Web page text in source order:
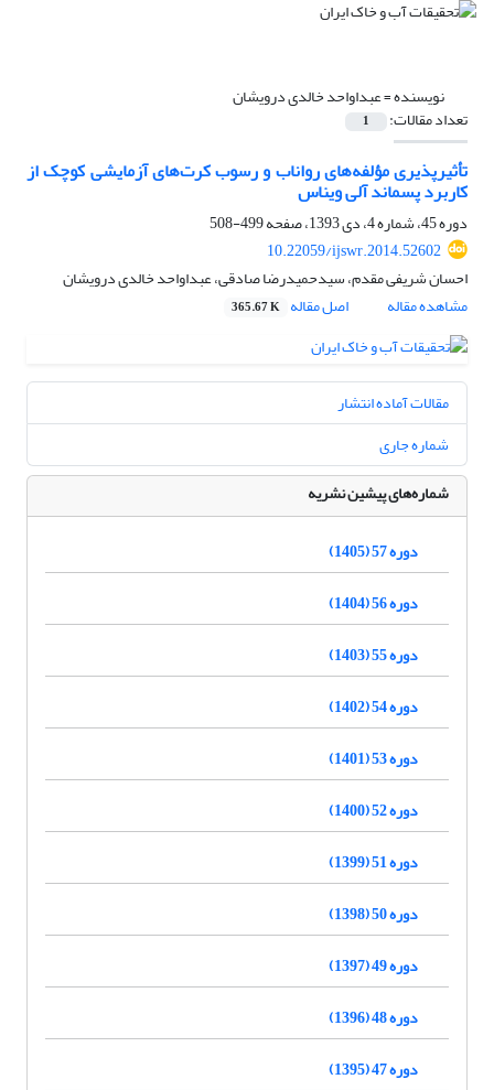
نویسنده =عبداواحد خالدی درویشان
تعداد مقالات: 1
تأثیرپذیری مؤلفه‌های رواناب و رسوب کرت‌های آزمایشی کوچک از
کاربرد پسماند آلی ویناس
دوره 45، شماره 4، دی 1393، صفحه
499-508
10.22059/ijswr.2014.52602
احسان شریفی مقدم، سیدحمیدرضا صادقی، عبداواحد خالدی درویشان
مشاهده مقاله
اصل مقاله 365.67 K
مقالات آماده انتشار
شماره جاری
شماره‌های پیشین نشریه
دوره 57 (1405)
دوره 56 (1404)
دوره 55 (1403)
دوره 54 (1402)
دوره 53 (1401)
دوره 52 (1400)
دوره 51 (1399)
دوره 50 (1398)
دوره 49 (1397)
دوره 48 (1396)
دوره 47 (1395)